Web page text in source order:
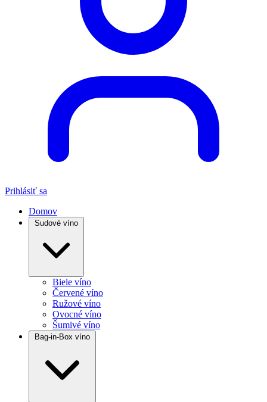
Prihlásiť sa
Domov
Sudové víno
Biele víno
Červené víno
Ružové víno
Ovocné víno
Šumivé víno
Bag-in-Box víno